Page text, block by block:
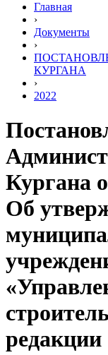
Главная
›
Документы
›
КУРГАНА
›
2022
Кургана
Об
редакции